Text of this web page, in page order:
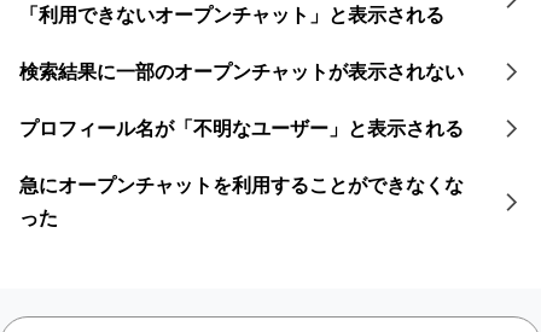
「利用できないオープンチャット」と表示される
検索結果に一部のオープンチャットが表示されない
プロフィール名が「不明なユーザー」と表示される
急にオープンチャットを利用することができなくな
った